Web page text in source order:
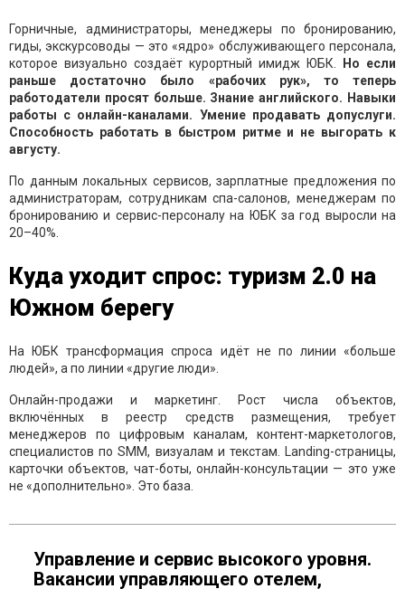
Горничные, администраторы, менеджеры по бронированию,
гиды, экскурсоводы — это «ядро» обслуживающего персонала,
которое визуально создаёт курортный имидж ЮБК.
Но если
раньше достаточно было «рабочих рук», то теперь
работодатели просят больше. Знание английского. Навыки
работы с онлайн-каналами. Умение продавать допуслуги.
Способность работать в быстром ритме и не выгорать к
августу.
По данным локальных сервисов, зарплатные предложения по
администраторам, сотрудникам спа-салонов, менеджерам по
бронированию и сервис-персоналу на ЮБК за год выросли на
20–40%.
Куда уходит спрос: туризм 2.0 на
Южном берегу
На ЮБК трансформация спроса идёт не по линии «больше
людей», а по линии «другие люди».
Онлайн-продажи и маркетинг. Рост числа объектов,
включённых в реестр средств размещения, требует
менеджеров по цифровым каналам, контент-маркетологов,
специалистов по SMM, визуалам и текстам. Landing-страницы,
карточки объектов, чат-боты, онлайн-консультации — это уже
не «дополнительно». Это база.
Управление и сервис высокого уровня.
Вакансии управляющего отелем,